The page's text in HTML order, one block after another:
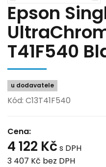
Epson
T41F540
u dodavatele
Kód: C13T41F540
Cena:
4 122 Kč s DPH
3 407 Kč bez DPH